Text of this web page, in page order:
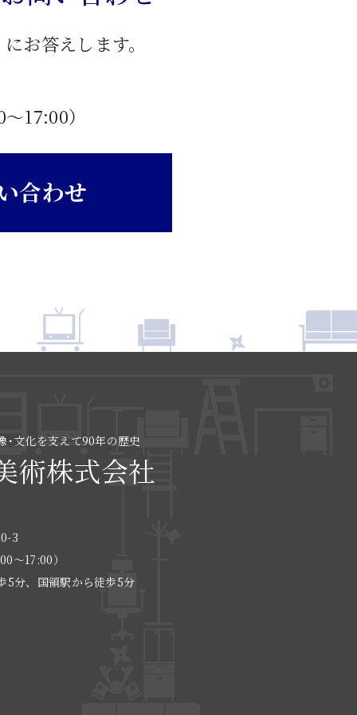
お答えします。
〜17:00）
合わせ
･文化を支えて90年の歴史
術株式会社
3
〜17:00）
分、国領駅から徒歩5分